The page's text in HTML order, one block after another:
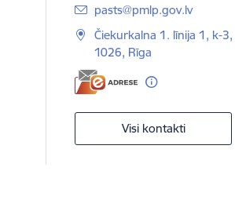
E-pasts:
pasts@pmlp.gov.lv
Čiekurkalna 1. līnija 1, k-3,
1026, Rīga
Visi kontakti